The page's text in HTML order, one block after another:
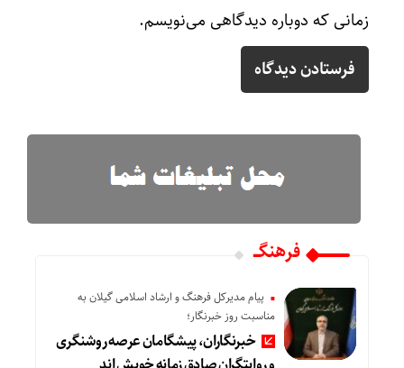
زمانی که دوباره دیدگاهی می‌نویسم.
فرهنگـــ
پیام مدیرکل فرهنگ و ارشاد اسلامی گیلان به
مناسبت روز خبرنگار؛
خبرنگاران، پیشگامان عرصه روشنگری